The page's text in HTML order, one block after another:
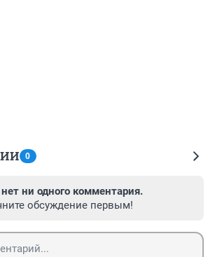
0
ни одного комментария.
обсуждение первым!